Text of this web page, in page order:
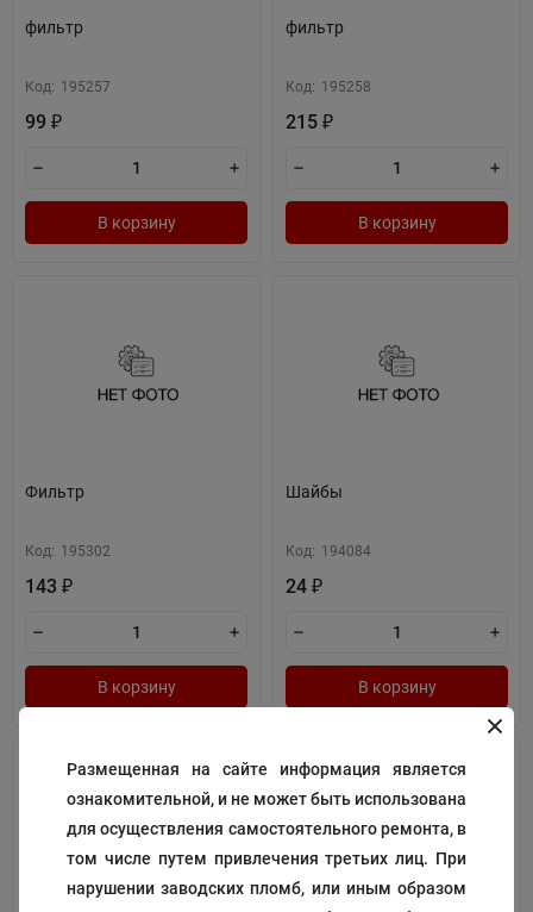
Размещенная на сайте информация является
ознакомительной, и не может быть использована
для осуществления самостоятельного ремонта, в
том числе путем привлечения третьих лиц. При
нарушении заводских пломб, или иным образом
фильтр
Код: 195257
99 ₽
В корзину
фильтр
Код: 195258
215 ₽
В корзину
Фильтр
Код: 195302
143 ₽
В корзину
Шайбы
Код: 194084
24 ₽
В корзину